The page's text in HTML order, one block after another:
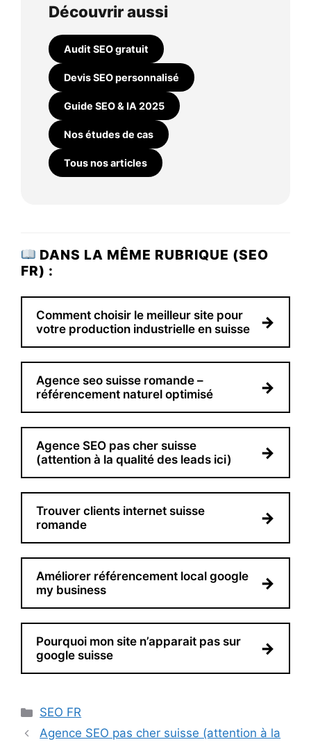
Découvrir aussi
Audit SEO gratuit
Devis SEO personnalisé
Guide SEO & IA 2025
Nos études de cas
Tous nos articles
DANS LA MÊME RUBRIQUE (SEO
FR) :
Comment choisir le meilleur site pour
votre production industrielle en suisse
→
Agence seo suisse romande –
référencement naturel optimisé
→
Agence SEO pas cher suisse
(attention à la qualité des leads ici)
→
Trouver clients internet suisse
romande
→
Améliorer référencement local google
my business
→
Pourquoi mon site n’apparait pas sur
google suisse
→
Catégories
SEO FR
Agence SEO pas cher suisse (attention à la